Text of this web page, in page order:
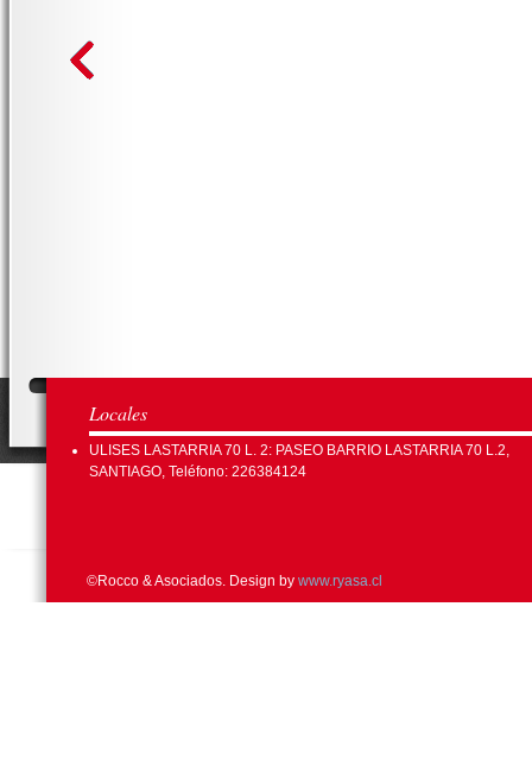
Locales
ULISES LASTARRIA 70 L. 2: PASEO BARRIO LASTARRIA 70 L.2,
SANTIAGO, Teléfono: 226384124
©Rocco & Asociados. Design by www.ryasa.cl